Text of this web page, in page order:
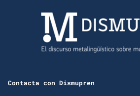
Contacta con Dismupren